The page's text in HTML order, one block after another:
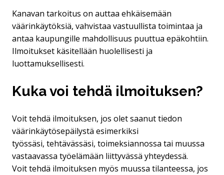
Kanavan tarkoitus on auttaa ehkäisemään
väärinkäytöksiä, vahvistaa vastuullista toimintaa ja
antaa kaupungille mahdollisuus puuttua epäkohtiin.
Ilmoitukset käsitellään huolellisesti ja
luottamuksellisesti.
Kuka voi tehdä ilmoituksen?
Voit tehdä ilmoituksen, jos olet saanut tiedon
väärinkäytösepäilystä esimerkiksi
työssäsi, tehtävässäsi, toimeksiannossa tai muussa
vastaavassa työelämään liittyvässä yhteydessä.
Voit tehdä ilmoituksen myös muussa tilanteessa, jos